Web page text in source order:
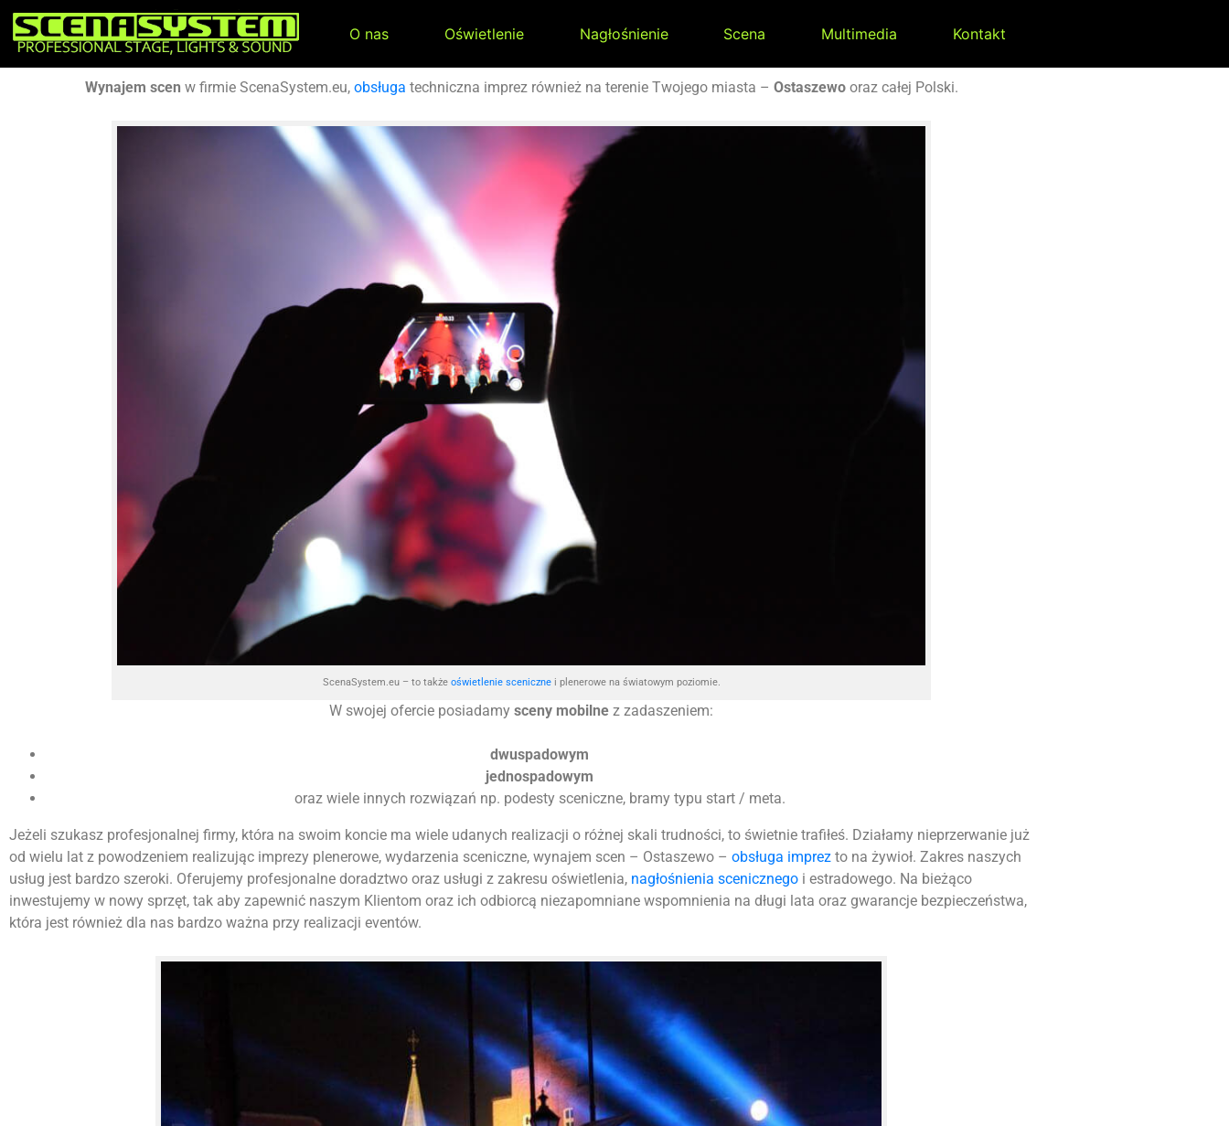
O nas Oświetlenie Nagłośnienie Scena Multimedia Kontakt
Wynajem scen w firmie ScenaSystem.eu, obsługa techniczna imprez również na terenie Twojego miasta – Ostaszewo oraz całej Polski.
ScenaSystem.eu – to także oświetlenie scenicznei plenerowe na światowym poziomie.
W swojej ofercie posiadamy sceny mobilne z zadaszeniem:
dwuspadowym
jednospadowym
oraz wiele innych rozwiązań np. podesty sceniczne, bramy typu start / meta.
Jeżeli szukasz profesjonalnej firmy, która na swoim koncie ma wiele udanych realizacji o różnej skali trudności, to świetnie trafiłeś. Działamy nieprzerwanie już
od wielu lat z powodzeniem realizując imprezy plenerowe, wydarzenia sceniczne, wynajem scen – Ostaszewo – obsługa imprez to na żywioł. Zakres naszych
usług jest bardzo szeroki. Oferujemy profesjonalne doradztwo oraz usługi z zakresu oświetlenia, nagłośnienia scenicznego i estradowego. Na bieżąco
inwestujemy w nowy sprzęt, tak aby zapewnić naszym Klientom oraz ich odbiorcą niezapomniane wspomnienia na długi lata oraz gwarancje bezpieczeństwa,
która jest również dla nas bardzo ważna przy realizacji eventów.